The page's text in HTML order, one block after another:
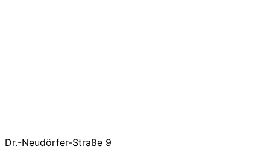
Dr.-Neudörfer-Straße 9